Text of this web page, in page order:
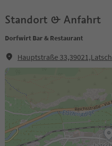
Standort & Anfahrt
Dorfwirt Bar & Restaurant
Hauptstraße 33,39021,Latsch